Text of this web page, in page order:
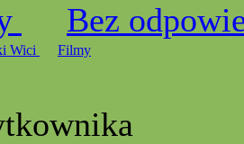
Bez
Wici Filmy